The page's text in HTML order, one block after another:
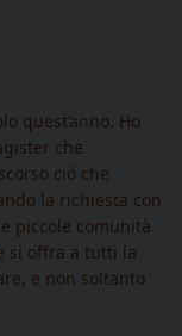
quest’anno. Ho
che
ciò che
la richiesta con
piccole comunità
si offra a tutti la
e non soltanto